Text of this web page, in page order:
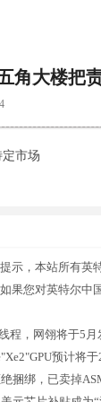
角大楼把
市场
示，本站所有
果您对英特尔
程，网翎将于5
预计将
捆绑，已卖掉